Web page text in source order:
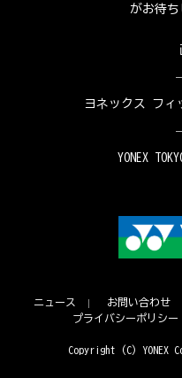
がお待ち
ヨネックス フィ
YONEX
ニュース お問い合わせ
プライバシーポリシー
Copyright (C)